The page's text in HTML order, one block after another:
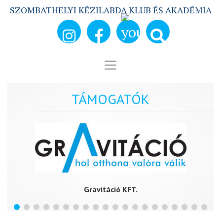
SZOMBATHELYI KÉZILABDA KLUB ÉS AKADÉMIA
TÁMOGATÓK
Gravitáció KFT.